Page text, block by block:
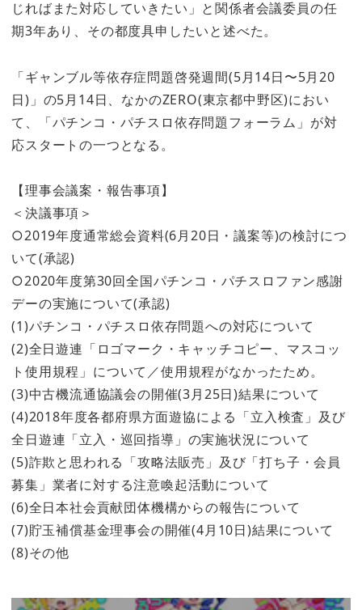
じればまた対応していきたい」と関係者会議委員の任
期3年あり、その都度具申したいと述べた。
「ギャンブル等依存症問題啓発週間(5月14日〜5月20
日)」の5月14日、なかのZERO(東京都中野区)におい
て、「パチンコ・パチスロ依存問題フォーラム」が対
応スタートの一つとなる。
【理事会議案・報告事項】
＜決議事項＞
○2019年度通常総会資料(6月20日・議案等)の検討につ
いて(承認)
○2020年度第30回全国パチンコ・パチスロファン感謝
デーの実施について(承認)
(1)パチンコ・パチスロ依存問題への対応について
(2)全日遊連「ロゴマーク・キャッチコピー、マスコッ
ト使用規程」について／使用規程がなかったため。
(3)中古機流通協議会の開催(3月25日)結果について
(4)2018年度各都府県方面遊協による「立入検査」及び
全日遊連「立入・巡回指導」の実施状況について
(5)詐欺と思われる「攻略法販売」及び「打ち子・会員
募集」業者に対する注意喚起活動について
(6)全日本社会貢献団体機構からの報告について
(7)貯玉補償基金理事会の開催(4月10日)結果について
(8)その他